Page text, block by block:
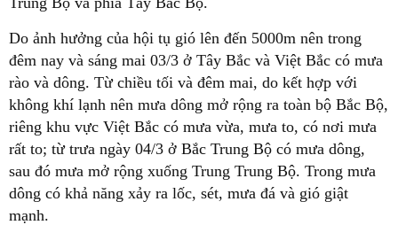
Do ảnh hưởng của hội tụ gió lên đến 5000m nên trong
đêm nay và sáng mai 03/3 ở Tây Bắc và Việt Bắc có mưa
rào và dông. Từ chiều tối và đêm mai, do kết hợp với
không khí lạnh nên mưa dông mở rộng ra toàn bộ Bắc Bộ,
riêng khu vực Việt Bắc có mưa vừa, mưa to, có nơi mưa
rất to; từ trưa ngày 04/3 ở Bắc Trung Bộ có mưa dông,
sau đó mưa mở rộng xuống Trung Trung Bộ. Trong mưa
dông có khả năng xảy ra lốc, sét, mưa đá và gió giật
mạnh.